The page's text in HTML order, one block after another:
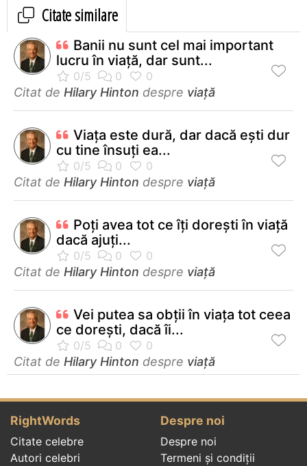
Citate similare
Banii nu sunt cel mai important
lucru în viaţă, dar sunt...
Citat de Hilary Hinton despre viață
Viaţa este dură, dar dacă eşti dur
cu tine însuţi ea...
Citat de Hilary Hinton despre viață
Poţi avea tot ce îţi doreşti în viaţă
dacă ajuţi...
Citat de Hilary Hinton despre viață
Vei putea sa obții în viața tot ceea
ce dorești, dacă îi...
Citat de Hilary Hinton despre viață
RightWords
Citate celebre
Autori celebri
Despre noi
Despre noi
Termeni și condiții